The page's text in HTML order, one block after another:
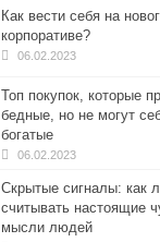
Как вести себя на
корпоративе?
06.02.2023
Топ покупок, которые
бедные, но не могут
богатые
06.02.2023
Скрытые сигналы: как
считывать настоящие
мысли людей